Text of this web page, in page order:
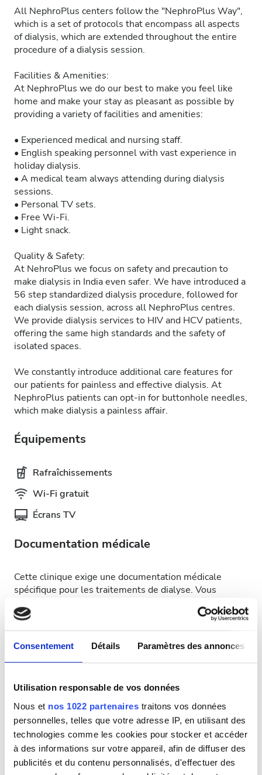
Consentement Détails Paramètres des annonces
Utilisation responsable de vos données
Nous et nos 1022 partenaires traitons vos données
personnelles, telles que votre adresse IP, en utilisant des
technologies comme les cookies pour stocker et accéder
à des informations sur votre appareil, afin de diffuser des
publicités et du contenu personnalisés, d'effectuer des
All NephroPlus centers follow the "NephroPlus Way",
which is a set of protocols that encompass all aspects
of dialysis, which are extended throughout the entire
procedure of a dialysis session.
Facilities & Amenities:
At NephroPlus we do our best to make you feel like
home and make your stay as pleasant as possible by
providing a variety of facilities and amenities:
• Experienced medical and nursing staff.
• English speaking personnel with vast experience in
holiday dialysis.
• A medical team always attending during dialysis
sessions.
• Personal TV sets.
• Free Wi-Fi.
• Light snack.
Quality & Safety:
At NehroPlus we focus on safety and precaution to
make dialysis in India even safer. We have introduced a
56 step standardized dialysis procedure, followed for
each dialysis session, across all NephroPlus centres.
We provide dialysis services to HIV and HCV patients,
offering the same high standards and the safety of
isolated spaces.
We constantly introduce additional care features for
our patients for painless and effective dialysis. At
NephroPlus patients can opt-in for buttonhole needles,
which make dialysis a painless affair.
Équipements
Rafraîchissements
Wi-Fi gratuit
Écrans TV
Documentation médicale
Cette clinique exige une documentation médicale
spécifique pour les traitements de dialyse. Vous
apporter à la clinique lors de votre visite.
Information & Patient Identification Form
Août 2026